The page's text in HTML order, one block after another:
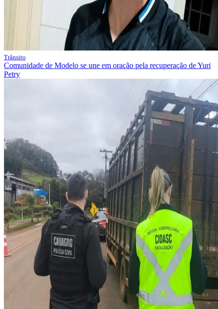
Trânsito
Comunidade de Modelo se une em oração pela recuperação de Yuri
Petry